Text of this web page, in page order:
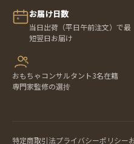
お届け日数
当日出荷（平日午前注文）で最
短翌日お届け
おもちゃコンサルタント3名在籍
専門家監修の選抟
特定商取引法プライバシーポリシー